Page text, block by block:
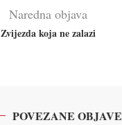
Naredna objava
Zvijezda koja ne zalazi
POVEZANE OBJAVE